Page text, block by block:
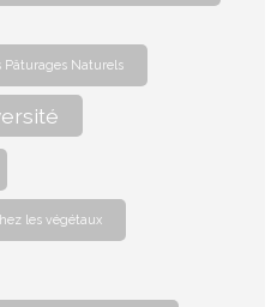
Pâturages Naturels
les végétaux